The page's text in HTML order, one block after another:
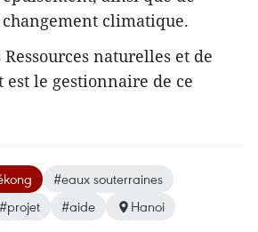
climatique.
naturelles et de
le gestionnaire de ce
#eaux souterraines
#projet #aide Hanoi